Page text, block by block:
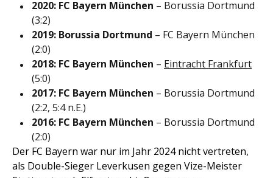
2020: FC Bayern München – Borussia Dortmund
(3:2)
2019: Borussia Dortmund – FC Bayern München
(2:0)
2018: FC Bayern München – Eintracht Frankfurt
(5:0)
2017: FC Bayern München – Borussia Dortmund
(2:2, 5:4 n.E.)
2016: FC Bayern München – Borussia Dortmund
(2:0)
Der FC Bayern war nur im Jahr 2024 nicht vertreten,
als Double-Sieger Leverkusen gegen Vize-Meister